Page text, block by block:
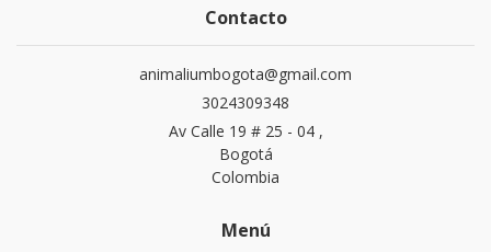
Contacto
animaliumbogota@gmail.com
3024309348
Av Calle 19 # 25 - 04 ,
Bogotá
Colombia
Menú